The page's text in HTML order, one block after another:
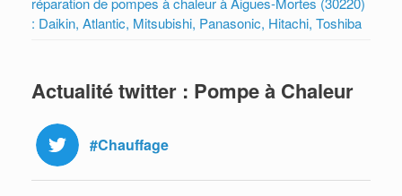
: Daikin, Atlantic, Mitsubishi, Panasonic, Hitachi, Toshiba
Actualité twitter : Pompe à Chaleur
#Chauffage